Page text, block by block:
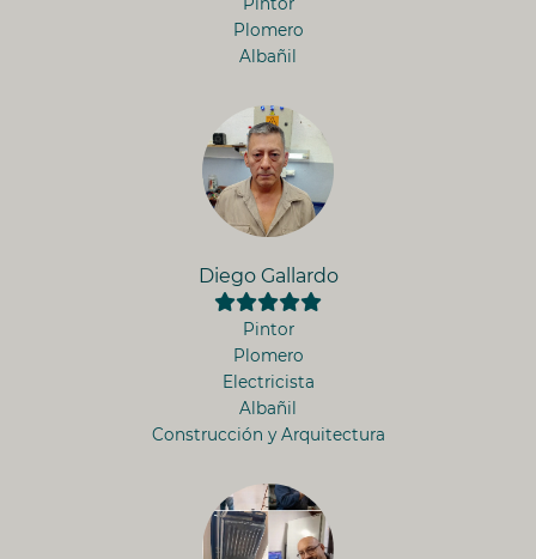
Plomero
Albañil
Diego Gallardo
Pintor
Plomero
Electricista
Albañil
Construcción y Arquitectura